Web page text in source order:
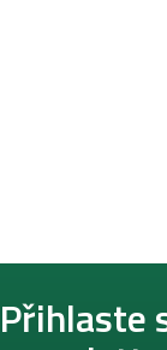
Přihlaste